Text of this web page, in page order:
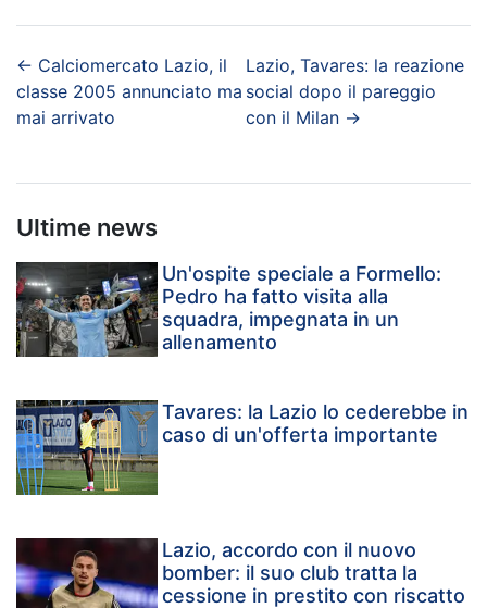
← Calciomercato Lazio, il
classe 2005 annunciato ma
mai arrivato
Lazio, Tavares: la reazione
social dopo il pareggio
con il Milan →
Ultime news
Un'ospite speciale a Formello:
Pedro ha fatto visita alla
squadra, impegnata in un
allenamento
Tavares: la Lazio lo cederebbe in
caso di un'offerta importante
Lazio, accordo con il nuovo
bomber: il suo club tratta la
cessione in prestito con riscatto